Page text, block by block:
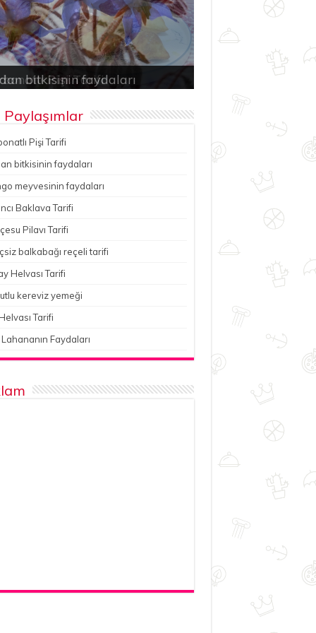
Pişi Tarifi
bitkisinin faydaları
Baklava Tarifi
Pilavı Tarifi
kereviz yemeği
Paylaşımlar
Pişi Tarifi
bitkisinin faydaları
meyvesinin faydaları
Baklava Tarifi
Pilavı Tarifi
balkabağı reçeli tarifi
Helvası Tarifi
kereviz yemeği
Tarifi
Faydaları